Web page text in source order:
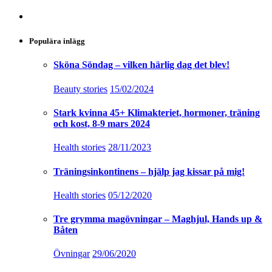
Populära inlägg
Sköna Söndag – vilken härlig dag det blev!
Beauty stories 15/02/2024
Stark kvinna 45+ Klimakteriet, hormoner, träning
och kost, 8-9 mars 2024
Health stories 28/11/2023
Träningsinkontinens – hjälp jag kissar på mig!
Health stories 05/12/2020
Tre grymma magövningar – Maghjul, Hands up &
Båten
Övningar 29/06/2020